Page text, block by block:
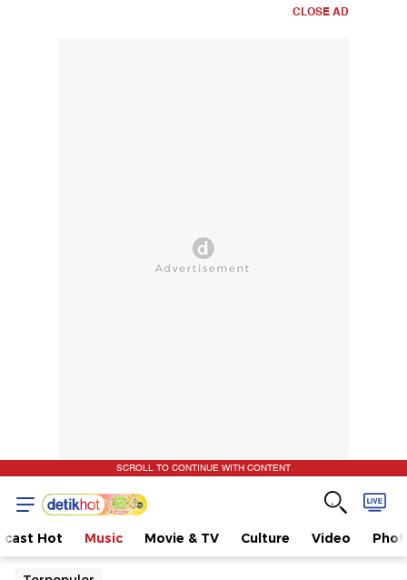
CLOSE AD
SCROLL TO CONTINUE WITH CONTENT
Hot Music Movie & TV Culture Video